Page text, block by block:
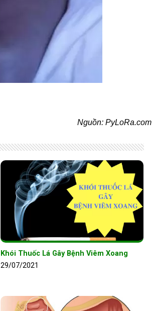
Nguồn: PyLoRa.com
Khói Thuốc Lá Gây Bệnh Viêm Xoang
29/07/2021